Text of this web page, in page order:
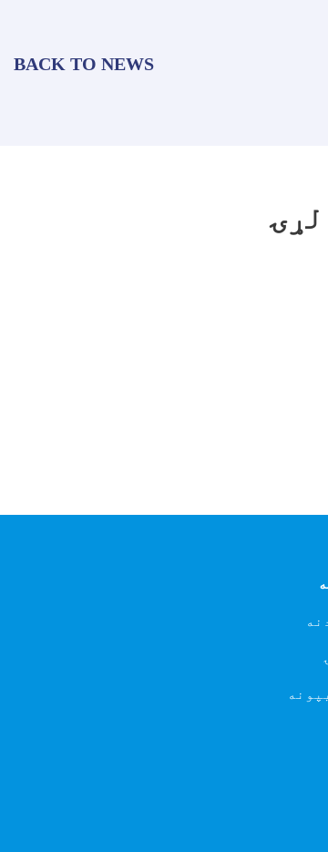
BACK TO NEWS